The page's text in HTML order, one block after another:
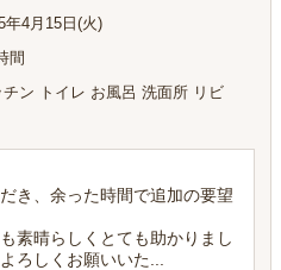
年4月15日(火)
間
チン トイレ お風呂 洗面所 リビ
き、余った時間で追加の要望
素晴らしくとても助かりまし
ろしくお願いいた...